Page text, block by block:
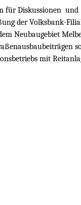
für Diskussionen und
der Volksbank-
Neubaugebiet
mit